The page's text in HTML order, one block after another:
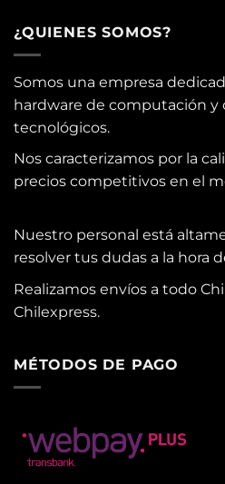
¿QUIENES SOMOS?
Somos una empresa
hardware de computación y
tecnológicos.
Nos caracterizamos por la
precios competitivos en el
Nuestro personal está
resolver tus dudas a la hora
Realizamos envíos a todo
Chilexpress.
MÉTODOS DE PAGO